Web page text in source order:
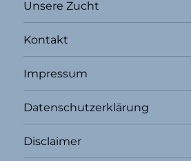
Unsere Zucht
Kontakt
Impressum
Datenschutzerklärung
Disclaimer